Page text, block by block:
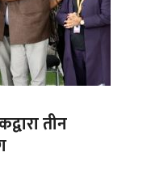
तीन